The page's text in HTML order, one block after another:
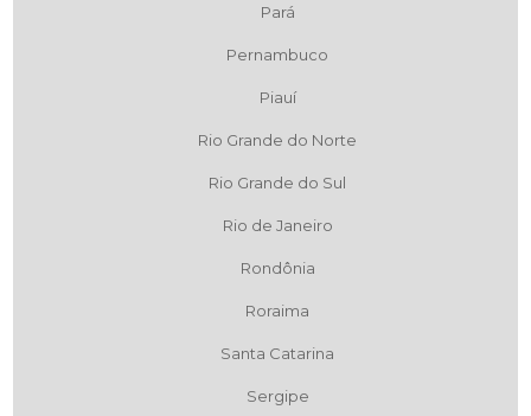
Pará
Pernambuco
Piauí
Rio Grande do Norte
Rio Grande do Sul
Rio de Janeiro
Rondônia
Roraima
Santa Catarina
Sergipe